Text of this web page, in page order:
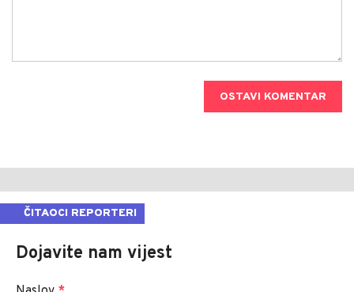
OSTAVI KOMENTAR
ČITAOCI REPORTERI
Dojavite nam vijest